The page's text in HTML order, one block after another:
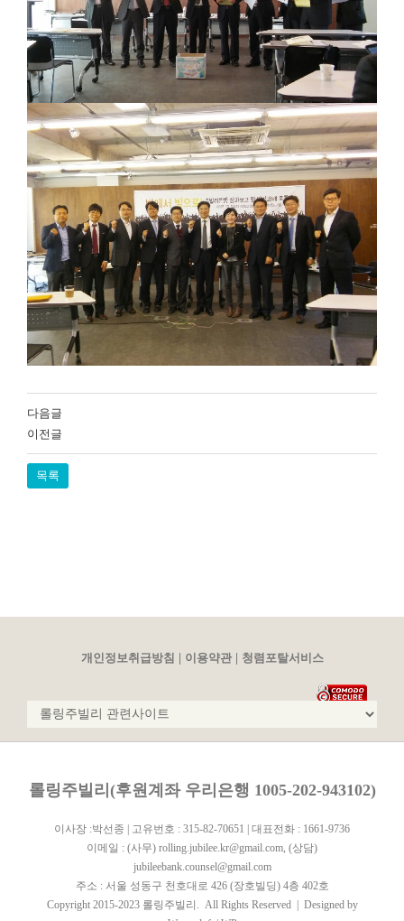
다음글
이전글
목록
개인정보취급방침 | 이용약관| 청렴포탈서비스
롤링주빌리(후원계좌 우리은행 1005-202-943102)
이사장 :박선종 | 고유번호 : 315-82-70651 | 대표전화 : 1661-9736
이메일 : (사무) rolling.jubilee.kr@gmail.com, (상담)
jubileebank.counsel@gmail.com
주소 : 서울 성동구 천호대로 426 (장호빌딩) 4층 402호
Copyright 2015-2023 롤링주빌리. All Rights Reserved | Designed by